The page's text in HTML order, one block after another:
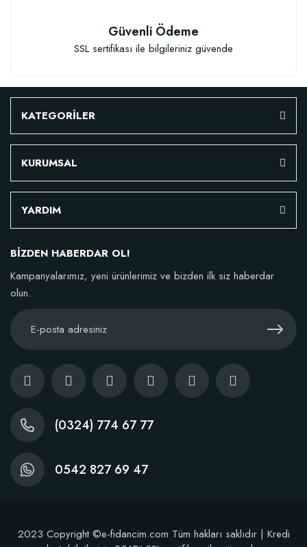
TÜKENDI
Stokta Yok
Güvenli Ödeme
SSL sertifikası ile bilgileriniz güvende
KATEGORİLER
KURUMSAL
YARDIM
BİZDEN HABERDAR OL!
Kampanyalarımız, yeni ürünlerimiz ve bizden ilk siz haberdar
olun.
(0324) 774 67 77
0542 827 69 47
2023 Copyright ©e-fidancim.com Tüm hakları saklıdır | Kredi